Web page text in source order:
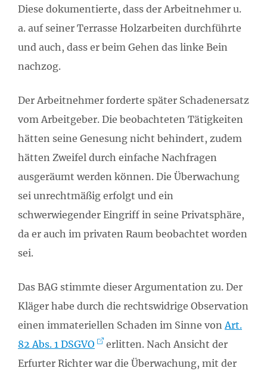
Diese dokumentierte, dass der Arbeitnehmer u.
a. auf seiner Terrasse Holzarbeiten durchführte
und auch, dass er beim Gehen das linke Bein
nachzog.
Der Arbeitnehmer forderte später Schadenersatz
vom Arbeitgeber. Die beobachteten Tätigkeiten
hätten seine Genesung nicht behindert, zudem
hätten Zweifel durch einfache Nachfragen
ausgeräumt werden können. Die Überwachung
sei unrechtmäßig erfolgt und ein
schwerwiegender Eingriff in seine Privatsphäre,
da er auch im privaten Raum beobachtet worden
sei.
Das BAG stimmte dieser Argumentation zu. Der
Kläger habe durch die rechtswidrige Observation
einen immateriellen Schaden im Sinne von Art.
82 Abs. 1 DSGVO
erlitten. Nach Ansicht der
Erfurter Richter war die Überwachung, mit der